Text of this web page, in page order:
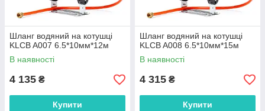
Шланг водяний на котушці
KLCB A007 6.5*10мм*12м
В наявності
4 135 ₴
Купити
Шланг водяний на котушці
KLCB A008 6.5*10мм*15м
В наявності
4 315 ₴
Купити